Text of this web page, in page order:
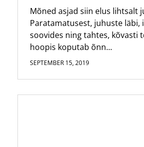
Mõned asjad siin elus lihtsalt
Paratamatusest, juhuste läbi,
soovides ning tahtes, kõvasti
hoopis koputab õnn...
SEPTEMBER 15, 2019